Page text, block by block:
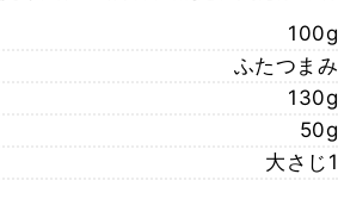
100g
ふたつまみ
130g
50g
大さじ1